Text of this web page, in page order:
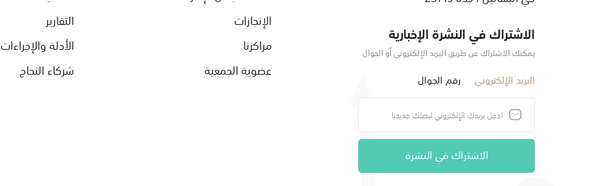
الاشتراك في النشرة الإخبارية
يمكنك الاشتراك عن طريق البريد الإلكتروني أو الجوال
البريد الإلكتروني رقم الجوال
الاشتراك في النشرة
الإنجازات
مراكزنا
عضوية الجمعية
التقارير
الأدلة والإجراءات
شركاء النجاح